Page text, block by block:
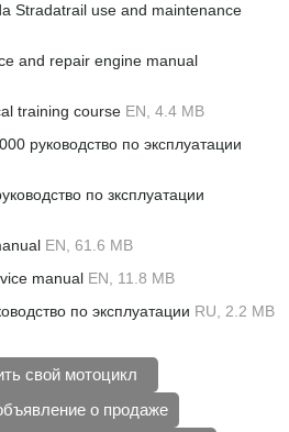
Stradatrail use and maintenance
and repair engine manual
training course EN, 4.4 MB
руководство по эксплуатации
по зксплуатации
EN, 61.6 MB
manual EN, 11.8 MB
по эксплуатации RU, 2.2 MB
свой мотоцикл
о продаже